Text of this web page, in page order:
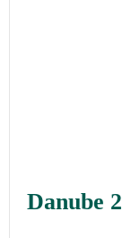
Danube 2